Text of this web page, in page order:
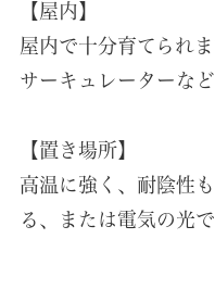
【屋内】
屋内で十分育てられ
サーキュレーターなど
【置き場所】
高温に強く、耐陰性
る、または電気の光